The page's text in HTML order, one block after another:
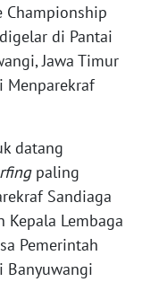
Championship
di Pantai
Jawa Timur
Menparekraf
datang
paling
Sandiaga
Kepala Lembaga
Pemerintah
Banyuwangi